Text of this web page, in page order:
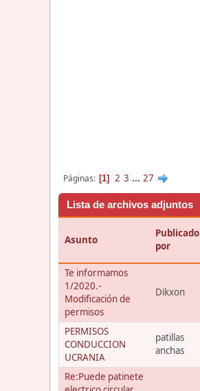
Páginas 1 2 3 ... 27
Lista de archivos adjuntos
Asunto
Publicado
por
Te informamos
1/2020.-
Modificación de
permisos
Dikxon
PERMISOS
CONDUCCION
UCRANIA
patillas
anchas
Re:Puede patinete